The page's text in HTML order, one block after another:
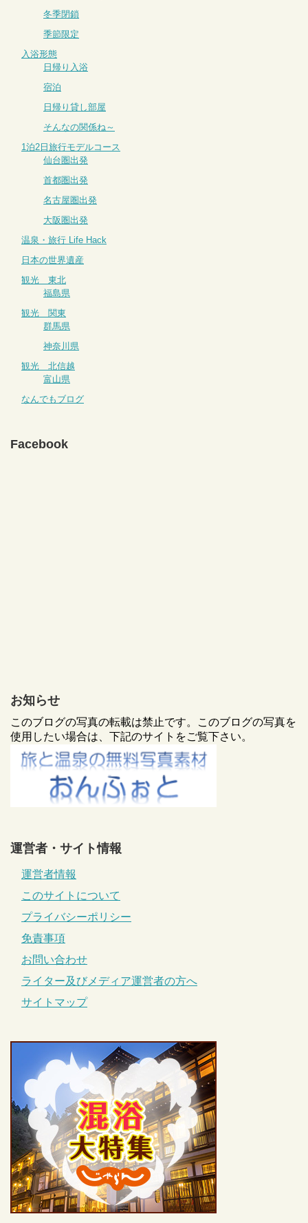
冬季閉鎖
季節限定
入浴形態
日帰り入浴
宿泊
日帰り貸し部屋
そんなの関係ね～
1泊2日旅行モデルコース
仙台圏出発
首都圏出発
名古屋圏出発
大阪圏出発
温泉・旅行 Life Hack
日本の世界遺産
観光 東北
福島県
観光 関東
群馬県
神奈川県
観光 北信越
富山県
なんでもブログ
Facebook
お知らせ
このブログの写真の転載は禁止です。このブログの写真を
使用したい場合は、下記のサイトをご覧下さい。
運営者・サイト情報
運営者情報
このサイトについて
プライバシーポリシー
免責事項
お問い合わせ
ライター及びメディア運営者の方へ
サイトマップ